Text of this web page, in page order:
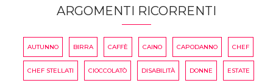
ARGOMENTI RICORRENTI
AUTUNNO BIRRA CAFFÈ CAINO CAPODANNO CHEF
CHEF STELLATI CIOCCOLATÒ DISABILITÀ DONNE ESTATE